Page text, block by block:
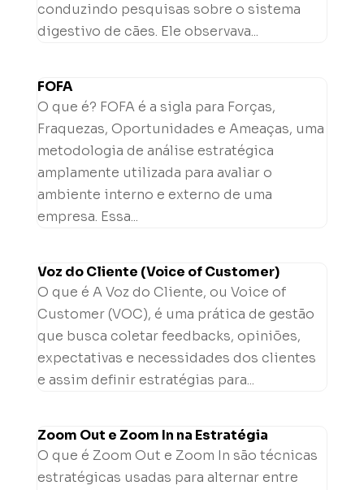
conduzindo pesquisas sobre o sistema
digestivo de cães. Ele observava...
FOFA
O que é? FOFA é a sigla para Forças,
Fraquezas, Oportunidades e Ameaças, uma
metodologia de análise estratégica
amplamente utilizada para avaliar o
ambiente interno e externo de uma
empresa. Essa...
Voz do Cliente (Voice of Customer)
O que é A Voz do Cliente, ou Voice of
Customer (VOC), é uma prática de gestão
que busca coletar feedbacks, opiniões,
expectativas e necessidades dos clientes
e assim definir estratégias para...
Zoom Out e Zoom In na Estratégia
O que é Zoom Out e Zoom In são técnicas
estratégicas usadas para alternar entre